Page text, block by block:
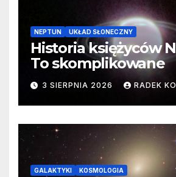
NEPTUN UKŁAD SŁONECZNY
Historia księżyców
To skomplikowane
3 SIERPNIA 2026 RADEK
GALAKTYKI KOSMOLOGIA